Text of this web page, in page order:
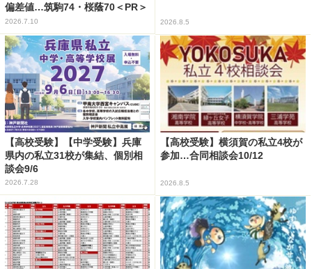
偏差値…筑駒74・桜蔭70＜PR＞
2026.7.10 2026.8.5
【高校受験】【中学受験】兵庫
県内の私立31校が集結、個別相
談会9/6
2026.7.28
【高校受験】横須賀の私立4校が
参加…合同相談会10/12
2026.8.5